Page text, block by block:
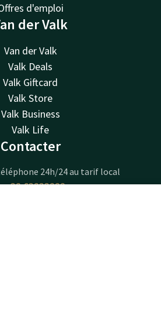
d'emploi
der Valk
Van der Valk
Valk Deals
Valk Giftcard
Valk Store
Valk Business
Valk Life
Contacter
24h/24 au tarif local
+32 63233222